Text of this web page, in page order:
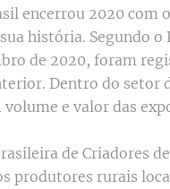
encerrou 2020 com
história. Segundo
de 2020, foram
Dentro do
e valor das
de Criadores
produtores rurais